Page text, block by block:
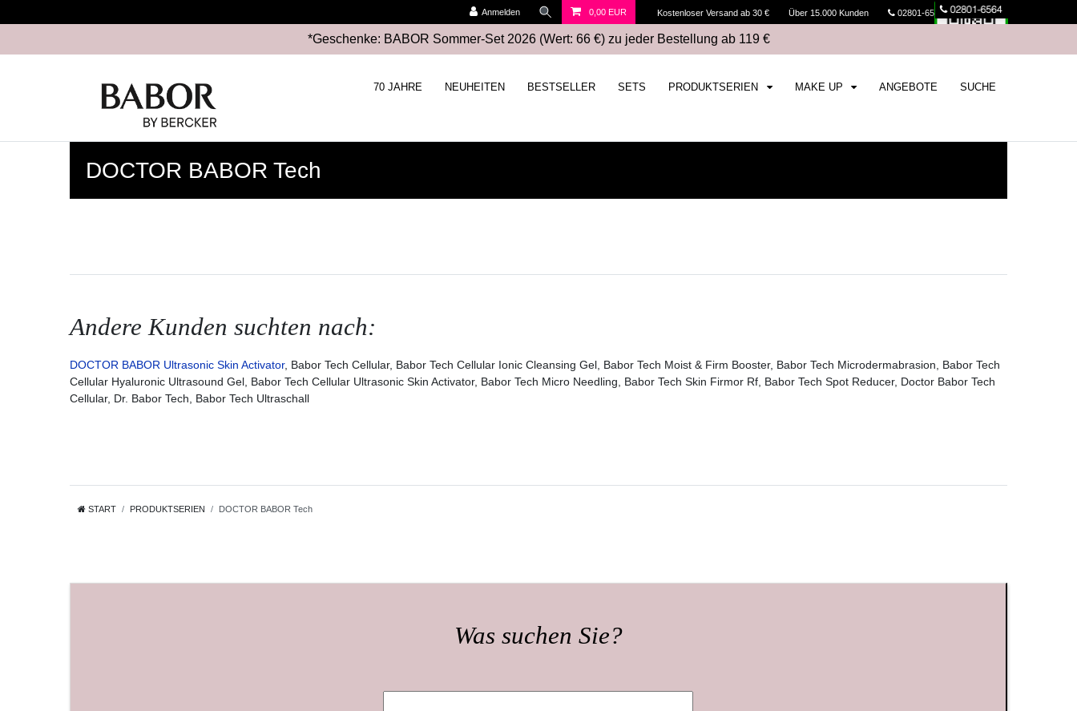
Kostenloser Versand ab 30 € Über 15.000 Kunden 02801-6564 Kasse
Anmelden 0,00 EUR
*Geschenke: BABOR Sommer-Set 2026 (Wert: 66 €) zu jeder Bestellung ab 119 €
70 JAHRE NEUHEITEN BESTSELLER SETS PRODUKTSERIEN MAKE UP ANGEBOTE SUCHE
DOCTOR BABOR Tech
Andere Kunden suchten nach:
DOCTOR BABOR Ultrasonic Skin Activator, Babor Tech Cellular, Babor Tech Cellular Ionic Cleansing Gel, Babor Tech Moist & Firm Booster, Babor Tech Microdermabrasion, Babor Tech
Cellular Hyaluronic Ultrasound Gel, Babor Tech Cellular Ultrasonic Skin Activator, Babor Tech Micro Needling, Babor Tech Skin Firmor Rf, Babor Tech Spot Reducer, Doctor Babor Tech
Cellular, Dr. Babor Tech, Babor Tech Ultraschall
START PRODUKTSERIEN DOCTOR BABOR Tech
Was suchen Sie?